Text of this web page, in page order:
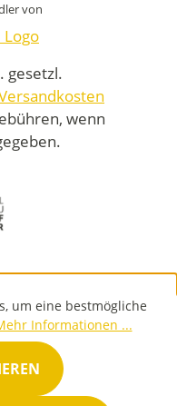
von
gesetzl.
wenn
um eine bestmögliche
Informationen ...